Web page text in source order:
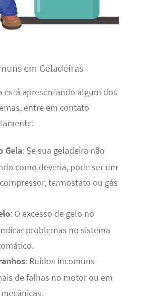
em Geladeiras
está apresentando algum dos
entre em contato
Gela: Se sua geladeira não
como deveria, pode ser um
termostato ou gás
: O excesso de gelo no
problemas no sistema
: Ruídos incomuns
de falhas no motor ou em